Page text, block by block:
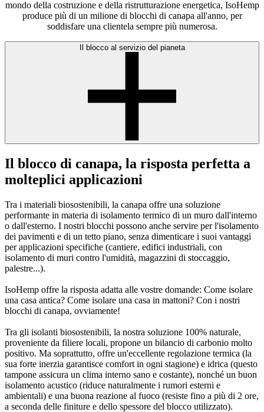
mondo della costruzione e della ristrutturazione energetica, IsoHemp
produce più di un milione di blocchi di canapa all'anno, per
soddisfare una clientela sempre più numerosa.
Il blocco al servizio del pianeta
Il blocco di canapa, la risposta perfetta a
molteplici applicazioni
Tra i materiali biosostenibili, la canapa offre una soluzione
performante in materia di isolamento termico di un muro dall'interno
o dall'esterno. I nostri blocchi possono anche servire per l'isolamento
dei pavimenti e di un tetto piano, senza dimenticare i suoi vantaggi
per applicazioni specifiche (cantiere, edifici industriali, con
isolamento di muri contro l'umidità, magazzini di stoccaggio,
palestre...).
IsoHemp offre la risposta adatta alle vostre domande: Come isolare
una casa antica? Come isolare una casa in mattoni? Con i nostri
blocchi di canapa, ovviamente!
Tra gli isolanti biosostenibili, la nostra soluzione 100% naturale,
proveniente da filiere locali, propone un bilancio di carbonio molto
positivo. Ma soprattutto, offre un'eccellente regolazione termica (la
sua forte inerzia garantisce comfort in ogni stagione) e idrica (questo
tampone assicura un clima interno sano e costante), nonché un buon
isolamento acustico (riduce naturalmente i rumori esterni e
ambientali) e una buona reazione al fuoco (resiste fino a più di 2 ore,
a seconda delle finiture e dello spessore del blocco utilizzato).